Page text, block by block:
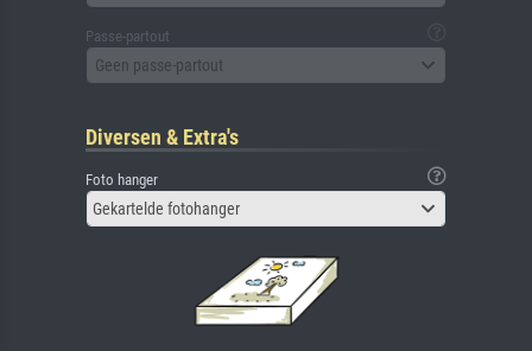
Passe-partout
Geen passe-partout
Diversen & Extra's
Foto hanger
Gekartelde fotohanger